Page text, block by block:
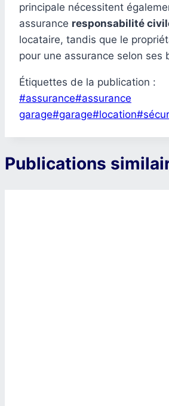
principale nécessitent
assurance responsabilité
locataire, tandis que le
pour une assurance selon ses
Étiquettes de la publication :
#assurance#assurance
garage#garage#location#
Publications